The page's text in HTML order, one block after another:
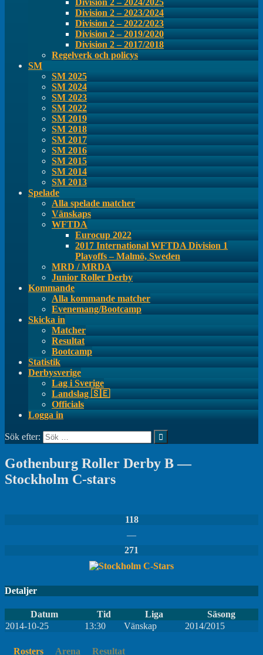
Division 2 – 2023/2024
Division 2 – 2022/2023
Division 2 – 2019/2020
Division 2 – 2017/2018
Regelverk och policys
SM
SM 2025
SM 2024
SM 2023
SM 2022
SM 2019
SM 2018
SM 2017
SM 2016
SM 2015
SM 2014
SM 2013
Spelade
Alla spelade matcher
Vänskaps
WFTDA
Eurocup 2022
2017 International WFTDA Division 1
Playoffs – Malmö, Sweden
MRD / MRDA
Junior Roller Derby
Kommande
Alla kommande matcher
Evenemang/Bootcamp
Skicka in
Matcher
Resultat
Bootcamp
Statistik
Derbysverige
Lag i Sverige
Landslag 🇸🇪
Officials
Logga in
Sök efter:
Gothenburg Roller Derby B —
Stockholm C-stars
118
—
271
Detaljer
Datum Tid Liga
Säsong
2014-10-25
13:30 Vänskap 2014/2015
Rosters Arena Resultat